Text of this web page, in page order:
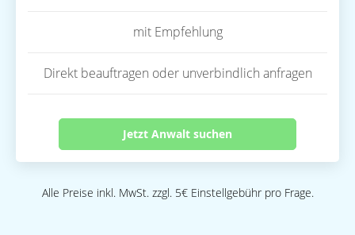
mit Empfehlung
Direkt beauftragen oder unverbindlich anfragen
Jetzt Anwalt suchen
Alle Preise inkl. MwSt. zzgl. 5€ Einstellgebühr pro Frage.